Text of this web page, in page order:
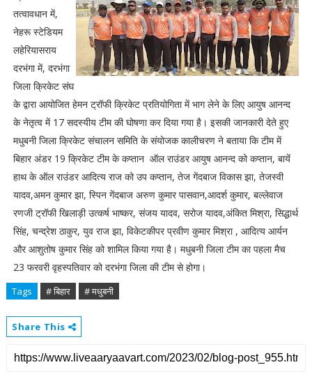
तत्वावधान में,
नेहरू स्टेडियम
लहेरियासराय
दरभंगा में, दरभंगा
जिला क्रिकेट संघ
के द्वारा आयोजित हेमन ट्रॉफी क्रिकेट प्रतियोगिता में भाग लेने के लिए आयुष आनन्द
के नेतृत्व में 17 सदस्यीय टीम की घोषणा कर दिया गया है। इसकी जानकारी देते हुए
मधुबनी जिला क्रिकेट संचालन समिति के संयोजक कालीचरण ने बताया कि टीम में
बिहार अंडर 19 क्रिकेट टीम के कप्तान ऑल राउंडर आयुष आनन्द को कप्तान, बायें
हाथ के ऑल राउंडर आदित्य राज को उप कप्तान, तेज गेंदबाज विकास झा, तेजस्वी
यादव,अमन कुमार झा, स्पिन गेंदबाज अरुण कुमार पासवान,आदर्श कुमार, बल्लेवाज
रणजी ट्रॉफी खिलाड़ी उत्कर्ष भाष्कर, संजय यादव, सरोज यादव,अंकित मिश्रा, सिद्धार्थ
सिंह, चन्द्रेश ठाकुर, युव राज झा, विकेटकीपर प्रवीण कुमार मिश्रा , आदित्य आर्यन
और आशुतोष कुमार सिंह को शामिल किया गया है। मधुबनी जिला टीम का पहला मैच
23 फरवरी वृहस्पतिवार को दरभंगा जिला की टीम से होगा।
Tags # बिहार # मधुबनी
Share This